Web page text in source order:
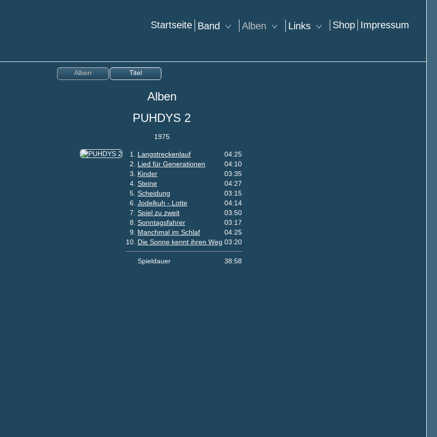
Impressum
Shop
Links
Alben
Band
Startseite
Alben Titel
Alben
PUHDYS 2
1975
1. Langstreckenlauf
04:25
2. Lied für Generationen
04:10
3. Kinder
03:35
4. Steine
04:27
5. Scheidung
03:15
6. Jodelkuh - Lotte
04:14
7. Spiel zu zweit
03:50
8. Sonntagsfahrer
03:17
9. Manchmal im Schlaf
04:25
10. Die Sonne kennt ihren Weg 03:20
Spieldauer 38:58